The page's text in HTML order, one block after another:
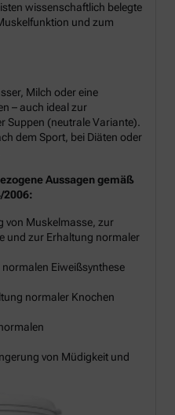
wissenschaftlich belegte
und zum
Milch oder eine
– auch ideal zur
Suppen (neutrale Variante).
dem Sport, bei Diäten oder
Aussagen gemäß
2006:
von Muskelmasse, zur
und zur Erhaltung normaler
Eiweißsynthese
normaler Knochen
von Müdigkeit und